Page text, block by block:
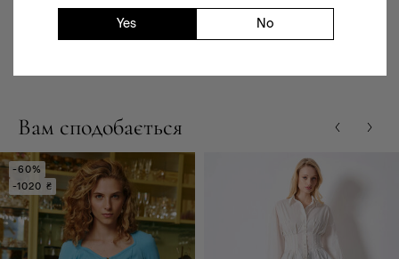
Yes No
Наявність в магазинах
Вам сподобається
-60%
-1020 ₴